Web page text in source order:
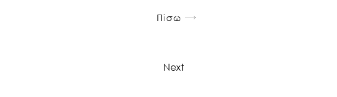
Πίσω
Next